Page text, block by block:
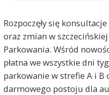
Rozpoczęły się
oraz zmian w szczecińskiej
Parkowania. Wśród
płatna we wszystkie dni
parkowanie w strefie A i B
darmowego postoju dla